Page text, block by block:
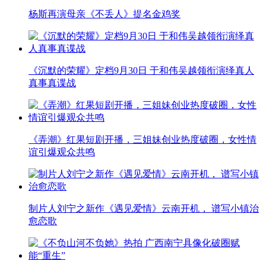
杨斯再演母亲《不丢人》提名金鸡奖
《沉默的荣耀》定档9月30日 于和伟吴越领衔演绎真人
真事真谍战
《弄潮》红果短剧开播，三姐妹创业热度破圈，女性情
谊引爆观众共鸣
制片人刘宁之新作《遇见爱情》云南开机， 谱写小镇治
愈恋歌